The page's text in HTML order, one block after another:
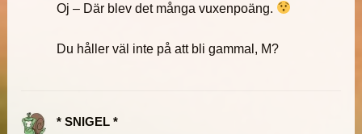
Oj – Där blev det många vuxenpoäng.
Du håller väl inte på att bli gammal, M?
* SNIGEL *